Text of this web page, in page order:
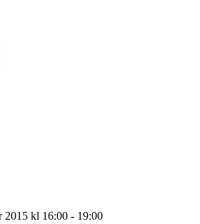
2015 kl 16:00 - 19:00